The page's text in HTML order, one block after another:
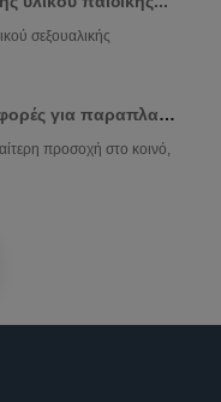
σεξουαλικής
Προσοχή! Νέες αναφορές για παραπλανητικά...
προσοχή στο κοινό,